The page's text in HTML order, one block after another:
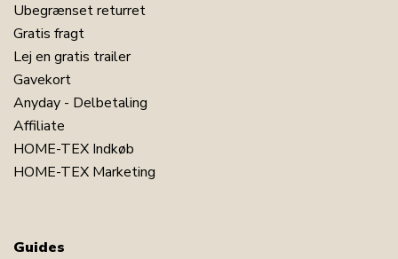
Ubegrænset returret
Gratis fragt
Lej en gratis trailer
Gavekort
Anyday - Delbetaling
Affiliate
HOME-TEX Indkøb
HOME-TEX Marketing
Guides